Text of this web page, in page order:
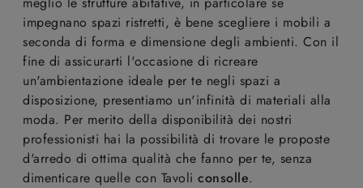
impegnano spazi ristretti, è bene scegliere i mobili a
seconda di forma e dimensione degli ambienti. Con il
fine di assicurarti l'occasione di ricreare
un'ambientazione ideale per te negli spazi a
disposizione, presentiamo un'infinità di materiali alla
moda. Per merito della disponibilità dei nostri
professionisti hai la possibilità di trovare le proposte
d'arredo di ottima qualità che fanno per te, senza
dimenticare quelle con Tavoli consolle.